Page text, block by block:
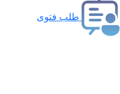
طلب فتوى